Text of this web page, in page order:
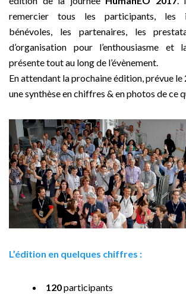
remercier tous les participants, les
bénévoles, les partenaires, les
d’organisation pour l’enthousiasme et
présente tout au long de l’évènement.
En attendant la prochaine édition, prévue
une synthèse en chiffres & en photos de ce
L’édition en quelques chiffres :
120participants